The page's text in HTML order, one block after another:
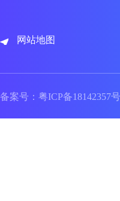
网站地图
备案号： 粤ICP备18142357号